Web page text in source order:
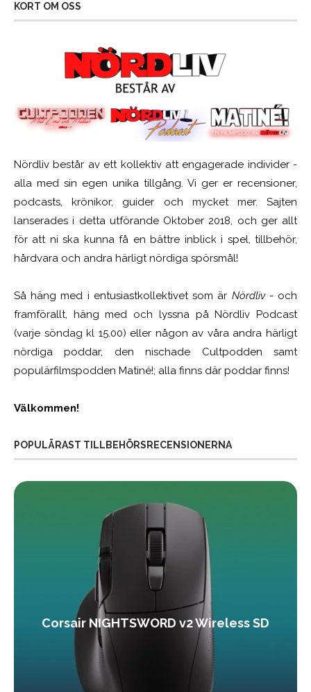
KORT OM OSS
Nördliv består av ett kollektiv att engagerade individer -
alla med sin egen unika tillgång. Vi ger er recensioner,
podcasts, krönikor, guider och mycket mer. Sajten
lanserades i detta utförande Oktober 2018, och ger allt
för att ni ska kunna få en bättre inblick i spel, tillbehör,
hårdvara och andra härligt nördiga spörsmål!
Så häng med i entusiastkollektivet som är Nördliv- och
framförallt, häng med och lyssna på Nördliv Podcast
(varje söndag kl 15.00) eller någon av våra andra härligt
nördiga poddar, den nischade Cultpodden samt
populärfilmspodden Matiné!; alla finns där poddar finns!
Välkommen!
POPULÄRAST TILLBEHÖRSRECENSIONERNA
Corsair NIGHTSWORD v2 Wireless SD